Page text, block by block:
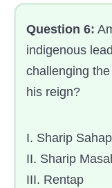
Question 6:
indigenous
challenging
his reign?
I. Sharip Sahap
II. Sharip
III. Rentap